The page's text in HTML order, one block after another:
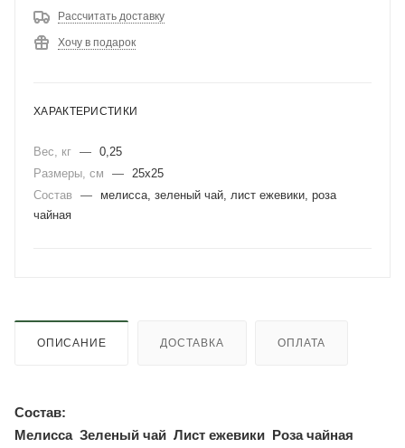
Рассчитать доставку
Хочу в подарок
ХАРАКТЕРИСТИКИ
Вес, кг — 0,25
Размеры, см
— 25х25
Состав
—
мелисса, зеленый чай, лист ежевики, роза
чайная
ОПИСАНИЕ ДОСТАВКА ОПЛАТА
Состав:
Мелисса Зеленый чай Лист ежевики Роза чайная